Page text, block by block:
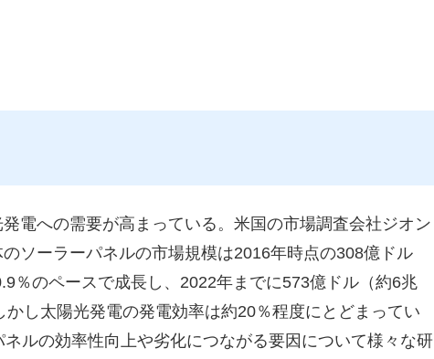
電への需要が高まっている。米国の市場調査会社ジオン
ソーラーパネルの市場規模は2016年時点の308億ドル
％のペースで成長し、2022年までに573億ドル（約6兆
し太陽光発電の発電効率は約20％程度にとどまってい
ルの効率性向上や劣化につながる要因について様々な研